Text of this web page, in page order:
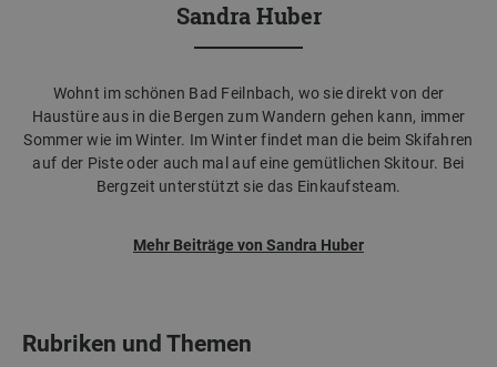
Sandra Huber
Wohnt im schönen Bad Feilnbach, wo sie direkt von der
Haustüre aus in die Bergen zum Wandern gehen kann, immer
Sommer wie im Winter. Im Winter findet man die beim Skifahren
auf der Piste oder auch mal auf eine gemütlichen Skitour. Bei
Bergzeit unterstützt sie das Einkaufsteam.
Mehr Beiträge von Sandra Huber
Rubriken und Themen